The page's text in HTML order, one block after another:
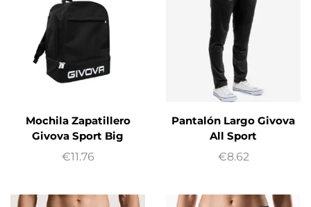
Mochila Zapatillero
Givova Sport Big
€11.76
Pantalón Largo Givova
All Sport
€8.62